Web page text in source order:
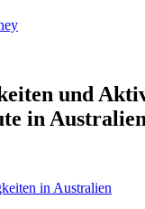
und
in Australien
in Australien